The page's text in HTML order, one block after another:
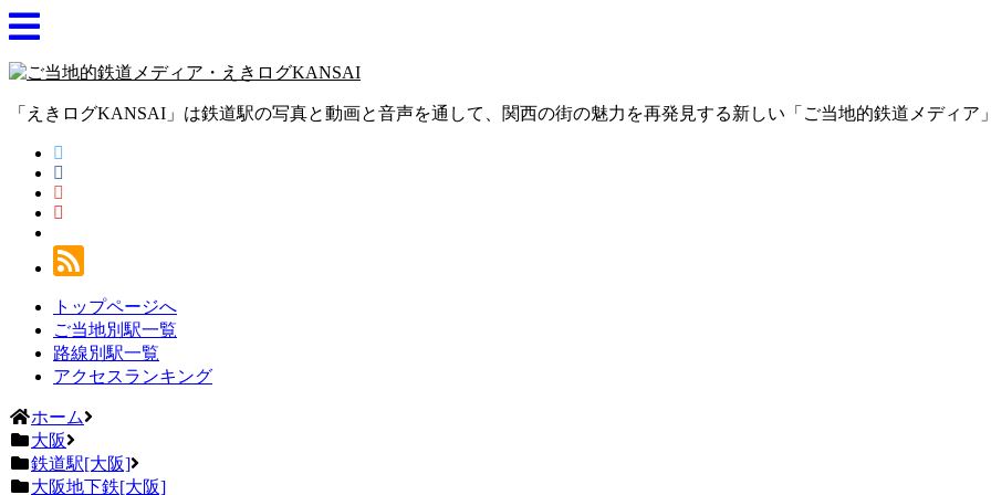
「えきログKANSAI」は鉄道駅の写真と動画と音声を通して、関西の街の魅力を再発見する新しい「ご当地的鉄道メディア
トップページへ
ご当地別駅一覧
路線別駅一覧
アクセスランキング
ホーム
大阪
鉄道駅[大阪]
大阪地下鉄[大阪]